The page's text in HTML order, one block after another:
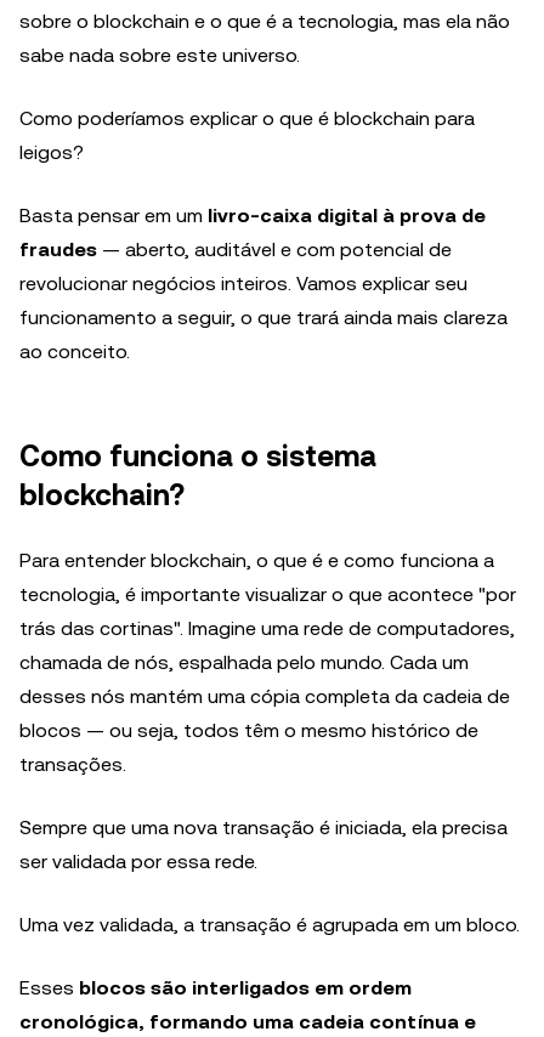
sobre o blockchain e o que é a tecnologia, mas ela não
sabe nada sobre este universo.
Como poderíamos explicar o que é blockchain para
leigos?
Basta pensar em um livro-caixa digital à prova de
fraudes — aberto, auditável e com potencial de
revolucionar negócios inteiros. Vamos explicar seu
funcionamento a seguir, o que trará ainda mais clareza
ao conceito.
Como funciona o sistema
blockchain?
Para entender blockchain, o que é e como funciona a
tecnologia, é importante visualizar o que acontece "por
trás das cortinas". Imagine uma rede de computadores,
chamada de nós, espalhada pelo mundo. Cada um
desses nós mantém uma cópia completa da cadeia de
blocos — ou seja, todos têm o mesmo histórico de
transações.
Sempre que uma nova transação é iniciada, ela precisa
ser validada por essa rede.
Uma vez validada, a transação é agrupada em um bloco.
Esses blocos são interligados em ordem
cronológica, formando uma cadeia contínua e